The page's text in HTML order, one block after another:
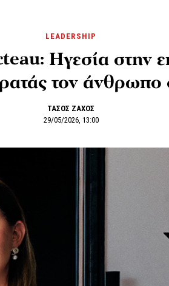
LEADERSHIP
Ηγεσία στην
τον άνθρωπο
ΤΑΣΟΣ ΖΑΧΟΣ
29/05/2026, 13:00